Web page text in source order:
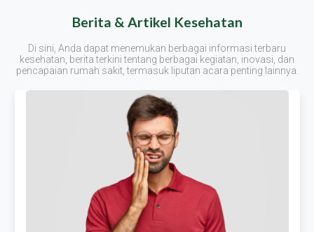
Berita & Artikel Kesehatan
Di sini, Anda dapat menemukan berbagai informasi terbaru
kesehatan, berita terkini tentang berbagai kegiatan, inovasi, dan
pencapaian rumah sakit, termasuk liputan acara penting lainnya.